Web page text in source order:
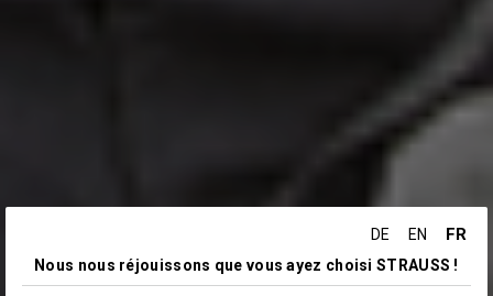
DE EN FR
Nous nous réjouissons que vous ayez choisi STRAUSS !